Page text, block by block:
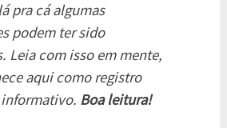
pra cá algumas
podem ter sido
Leia com isso em mente,
aqui como registro
Boa leitura!